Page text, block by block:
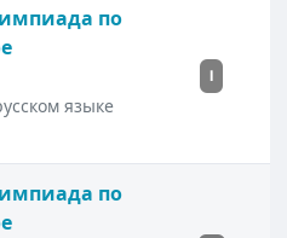
по
языке
I
по